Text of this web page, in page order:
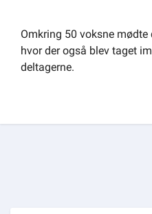
Omkring 50 voksne
hvor der også blev taget
deltagerne.